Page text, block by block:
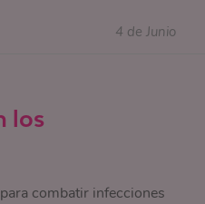
4 de Junio
los
combatir infecciones